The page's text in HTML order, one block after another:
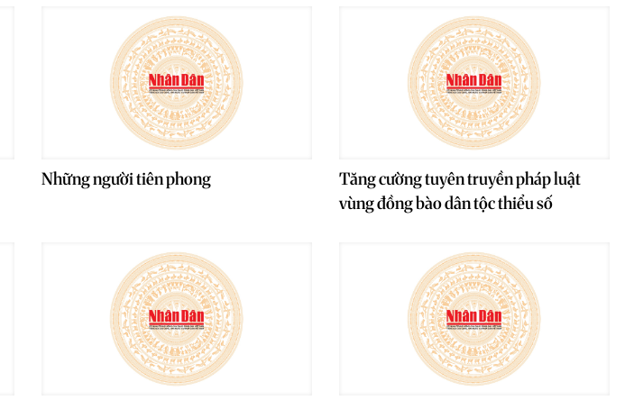
Những người tiên phong
Tăng cường tuyên truyền pháp luật
vùng đồng bào dân tộc thiểu số